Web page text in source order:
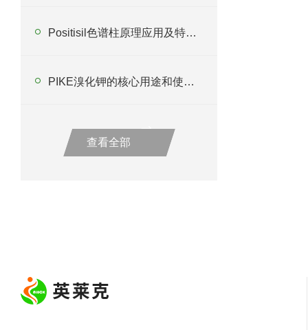
Positisil色谱柱原理应用及特点分析
PIKE溴化钾的核心用途和使用注意事项
查看全部